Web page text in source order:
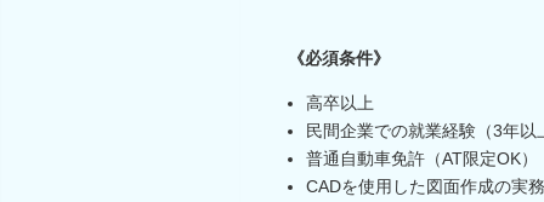
《必須条件》
高卒以上
民間企業での就業経験（3年以
普通自動車免許（AT限定OK）
CADを使用した図面作成の実